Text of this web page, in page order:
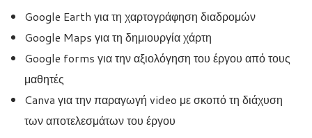
Google Earth για τη χαρτογράφηση διαδρομών
Google Maps γιατη δημιουργία χάρτη
Google forms για την αξιολόγηση του έργου από τους
μαθητές
Canva για την παραγωγή video με σκοπό τη διάχυση
των αποτελεσμάτων του έργου